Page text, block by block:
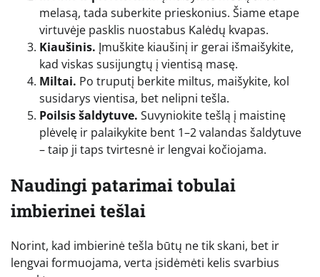
melasą, tada suberkite prieskonius. Šiame etape
virtuvėje pasklis nuostabus Kalėdų kvapas.
Kiaušinis. Įmuškite kiaušinį ir gerai išmaišykite,
kad viskas susijungtų į vientisą masę.
Miltai. Po truputį berkite miltus, maišykite, kol
susidarys vientisa, bet nelipni tešla.
Poilsis šaldytuve. Suvyniokite tešlą į maistinę
plėvelę ir palaikykite bent 1–2 valandas šaldytuve
– taip ji taps tvirtesnė ir lengvai kočiojama.
Naudingi patarimai tobulai
imbierinei tešlai
Norint, kad imbierinė tešla būtų ne tik skani, bet ir
lengvai formuojama, verta įsidėmėti kelis svarbius